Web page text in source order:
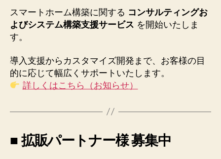
スマートホーム構築に関する コンサルティングお
よびシステム構築支援サービス を開始いたしま
す。
導入支援からカスタマイズ開発まで、お客様の目
的に応じて幅広くサポートいたします。
詳しくはこちら（お知らせ）
■拡販パートナー様 募集中